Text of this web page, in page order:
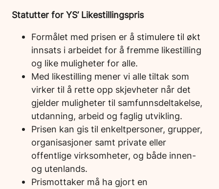
Statutter for YS’ Likestillingspris
Formålet med prisen er å stimulere til økt
innsats i arbeidet for å fremme likestilling
og like muligheter for alle.
Med likestilling mener vi alle tiltak som
virker til å rette opp skjevheter når det
gjelder muligheter til samfunnsdeltakelse,
utdanning, arbeid og faglig utvikling.
Prisen kan gis til enkeltpersoner, grupper,
organisasjoner samt private eller
offentlige virksomheter, og både innen-
og utenlands.
Prismottaker må ha gjort en